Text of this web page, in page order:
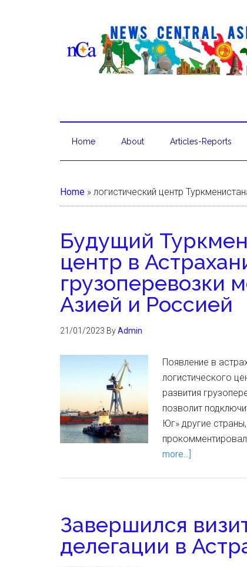
Home About Articles-Reports
Home » логистический центр
Будущий
центр в
грузоперевозки
Азией и Россией
21/01/2023 ByAdmin
Появление в
логистического
развития
позволит
Юг» другие
more...]
Завершился
делегации в